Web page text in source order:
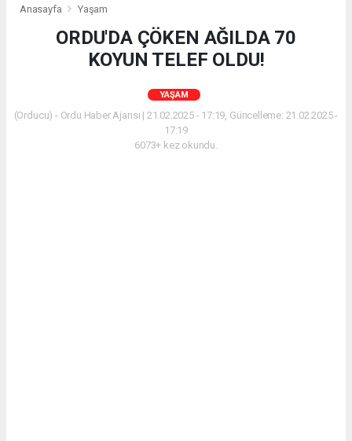
Anasayfa Yaşam
ORDU'DA ÇÖKEN AĞILDA 70
KOYUN TELEF OLDU!
YAŞAM
(Orducu) - Ordu Haber Ajansı | 21.02.2025 - 17:19, Güncelleme: 21.02.2025 -
17:19
6073+ kez okundu.